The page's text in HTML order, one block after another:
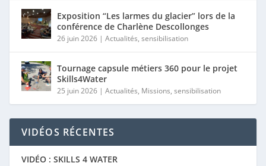
Exposition “Les larmes du glacier” lors de la
conférence de Charlène Descollonges
26 juin 2026| Actualités, sensibilisation
Tournage capsule métiers 360 pour le projet
Skills4Water
25 juin 2026| Actualités, Missions, sensibilisation
VIDÉOS RÉCENTES
VIDÉO : SKILLS 4 WATER